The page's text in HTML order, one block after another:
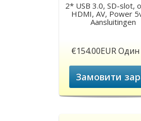
2* USB 3.0, SD-slot,
HDMI, AV, Power
Aansluitingen
€154.00EUR Один
Замовити